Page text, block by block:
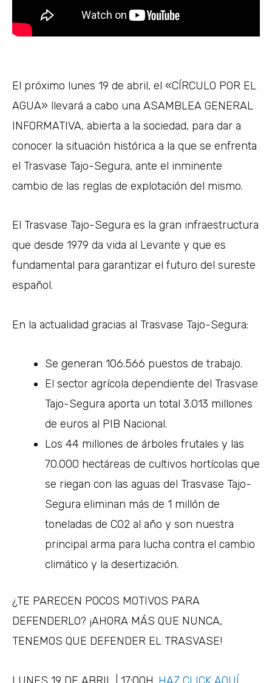
El próximo lunes 19 de abril, el «CÍRCULO POR EL
AGUA» llevará a cabo una ASAMBLEA GENERAL
INFORMATIVA, abierta a la sociedad, para dar a
conocer la situación histórica a la que se enfrenta
el Trasvase Tajo-Segura, ante el inminente
cambio de las reglas de explotación del mismo.
El Trasvase Tajo-Segura es la gran infraestructura
que desde 1979 da vida al Levante y que es
fundamental para garantizar el futuro del sureste
español.
En la actualidad gracias al Trasvase Tajo-Segura:
Se generan 106.566 puestos de trabajo.
El sector agrícola dependiente del Trasvase
Tajo-Segura aporta un total 3.013 millones
de euros al PIB Nacional.
Los 44 millones de árboles frutales y las
70.000 hectáreas de cultivos hortícolas que
se riegan con las aguas del Trasvase Tajo-
Segura eliminan más de 1 millón de
toneladas de CO2 al año y son nuestra
principal arma para lucha contra el cambio
climático y la desertización.
¿TE PARECEN POCOS MOTIVOS PARA
DEFENDERLO? ¡AHORA MÁS QUE NUNCA,
TENEMOS QUE DEFENDER EL TRASVASE!
LUNES 19 DE ABRIL | 17:00H. HAZ CLICK AQUÍ